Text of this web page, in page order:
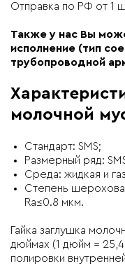
Отправка по РФ от 1
Также у нас Вы
исполнение (тип
трубопроводной
молочной
Стандарт: SMS;
Размерный ряд:
Среда: жидкая и
Степень
Ra≤0.8 мкм.
Гайка заглушка
дюймах (1 дюйм =
полировки